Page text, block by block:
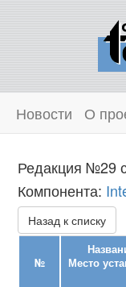
Новости О
Редакция №29
Компонента:
Назад к списку
№
Место